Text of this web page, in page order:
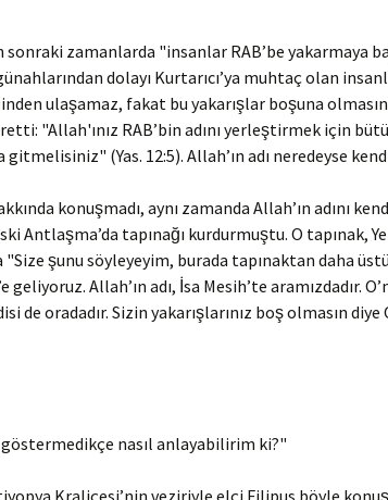
zamanlarda "insanlar RAB’be yakarmaya
dolayı Kurtarıcı’ya muhtaç olan
ulaşamaz, fakat bu yakarışlar boşuna
"Allah'ınız RAB’bin adını yerleştirmek için
(Yas. 12:5). Allah’ın adı neredeyse
konuşmadı, aynı zamanda Allah’ın adını
Antlaşma’da tapınağı kurdurmuştu. O tapınak,
şunu söyleyeyim, burada tapınaktan daha
Allah’ın adı, İsa Mesih’te aramızdadır.
de oradadır. Sizin yakarışlarınız boş olmasın diye
göstermedikçe nasıl anlayabilirim ki?"
Kraliçesi’nin veziriyle elçi Filipus böyle